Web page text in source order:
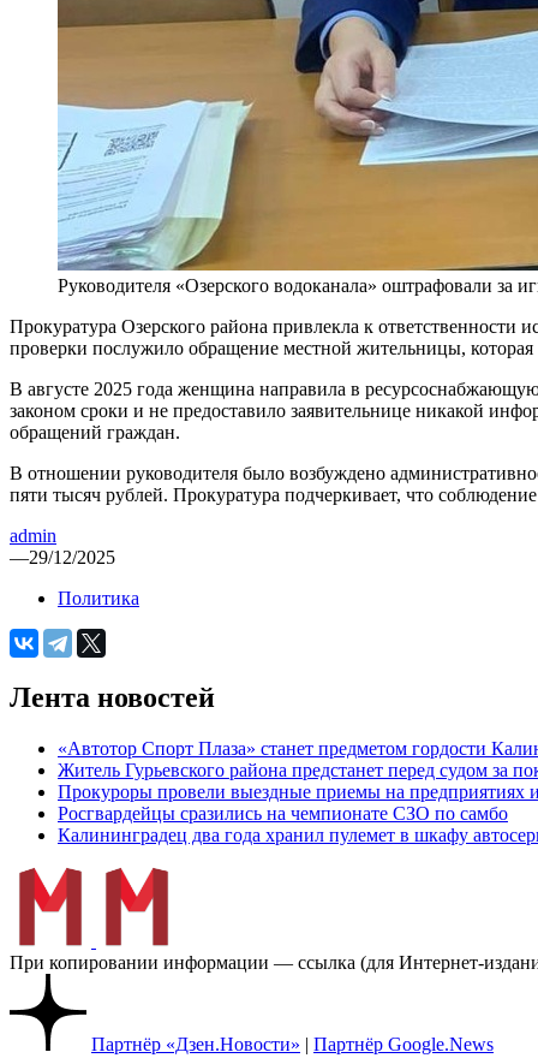
Руководителя «Озерского водоканала» оштрафовали за
Прокуратура Озерского района привлекла к
проверки послужило обращение местной жительницы,
В августе 2025 года женщина направила в
законом сроки и не предоставило заявительнице никакой
обращений граждан.
В отношении руководителя было возбуждено
пяти тысяч рублей. Прокуратура подчеркивает, что
admin
—29/12/2025
Политика
Лента новостей
«Автотор Спорт Плаза» станет предметом гордости
Житель Гурьевского района предстанет перед судом за
Прокуроры провели выездные приемы на предприятиях
Росгвардейцы сразились на чемпионате СЗО по самбо
Калининградец два года хранил пулемет в шкафу
При копировании информации — ссылка (для Интернет-
Партнёр «Дзен.Новости» | Партнёр Google.News